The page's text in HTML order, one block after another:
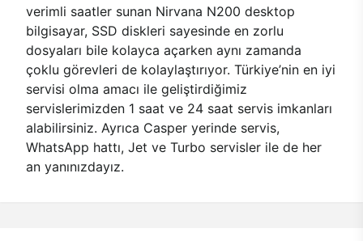
verimli saatler sunan Nirvana N200 desktop
bilgisayar, SSD diskleri sayesinde en zorlu
dosyaları bile kolayca açarken aynı zamanda
çoklu görevleri de kolaylaştırıyor. Türkiye’nin en iyi
servisi olma amacı ile geliştirdiğimiz
servislerimizden 1 saat ve 24 saat servis imkanları
alabilirsiniz. Ayrıca Casper yerinde servis,
WhatsApp hattı, Jet ve Turbo servisler ile de her
an yanınızdayız.